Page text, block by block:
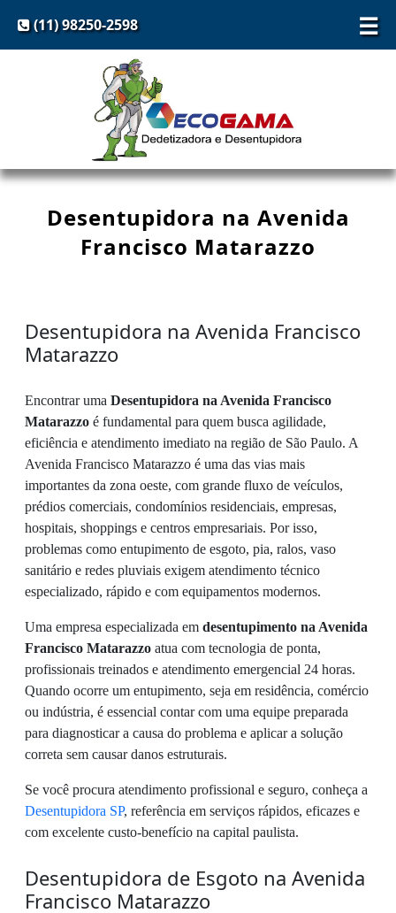
☰
(11) 98250-2598
Desentupidora na Avenida
Francisco Matarazzo
Desentupidora na Avenida Francisco
Matarazzo
Encontrar uma Desentupidora na Avenida Francisco
Matarazzo é fundamental para quem busca agilidade,
eficiência e atendimento imediato na região de São Paulo. A
Avenida Francisco Matarazzo é uma das vias mais
importantes da zona oeste, com grande fluxo de veículos,
prédios comerciais, condomínios residenciais, empresas,
hospitais, shoppings e centros empresariais. Por isso,
problemas como entupimento de esgoto, pia, ralos, vaso
sanitário e redes pluviais exigem atendimento técnico
especializado, rápido e com equipamentos modernos.
Uma empresa especializada em desentupimento na Avenida
Francisco Matarazzo atua com tecnologia de ponta,
profissionais treinados e atendimento emergencial 24 horas.
Quando ocorre um entupimento, seja em residência, comércio
ou indústria, é essencial contar com uma equipe preparada
para diagnosticar a causa do problema e aplicar a solução
correta sem causar danos estruturais.
Se você procura atendimento profissional e seguro, conheça a
Desentupidora SP, referência em serviços rápidos, eficazes e
com excelente custo-benefício na capital paulista.
Desentupidora de Esgoto na Avenida
Francisco Matarazzo